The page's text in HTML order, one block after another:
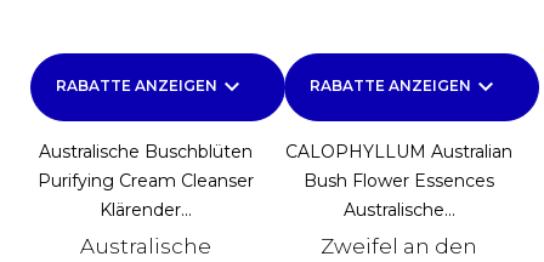
RABATTE ANZEIGEN keyboard_arrow_down
Australische Buschblüten
Purifying Cream Cleanser
Klärender...
Australische
RABATTE ANZEIGEN keyboard_arrow_down
CALOPHYLLUM Australian
Bush Flower Essences
Australische...
Zweifel an den